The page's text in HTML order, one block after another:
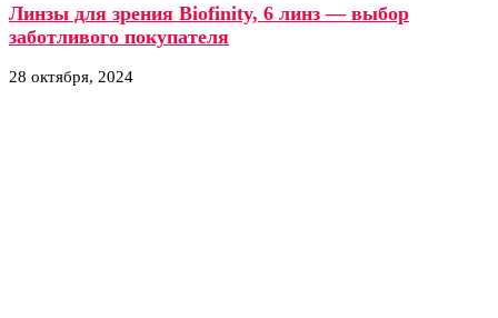
Линзы для зрения Biofinity, 6 линз — выбор
заботливого покупателя
28 октября, 2024